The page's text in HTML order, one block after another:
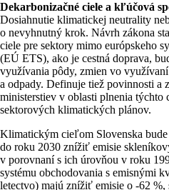
Dekarbonizačné ciele a kľúčová
Dosiahnutie klimatickej neutrality
o nevyhnutný krok. Návrh zákona
ciele pre sektory mimo európskeho
(EÚ ETS), ako je cestná doprava,
využívania pôdy, zmien vo
a odpady. Definuje tiež povinnosti a
ministerstiev v oblasti plnenia
sektorových klimatických plánov.
Klimatickým cieľom Slovenska
do roku 2030 znížiť emisie
v porovnaní s ich úrovňou v roku
systému obchodovania s emisnými
letectvo) majú znížiť emisie o -62